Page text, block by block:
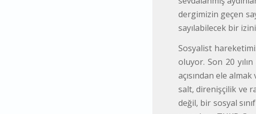
dergimizin geçen
sayılabilecek bir
Sosyalist
oluyor. Son 20
açısından ele
salt, direnişçilik ve
değil, bir sosyal